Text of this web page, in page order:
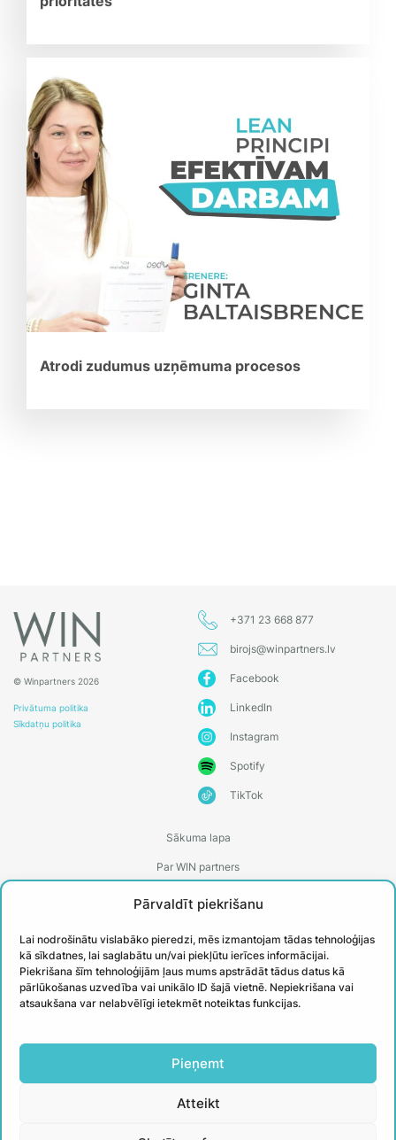
Pārvaldīt piekrišanu
Lai nodrošinātu vislabāko pieredzi, mēs izmantojam tādas tehnoloģijas
kā sīkdatnes, lai saglabātu un/vai piekļūtu ierīces informācijai.
Piekrišana šīm tehnoloģijām ļaus mums apstrādāt tādus datus kā
pārlūkošanas uzvedība vai unikālo ID šajā vietnē. Nepiekrišana vai
atsaukšana var nelabvēlīgi ietekmēt noteiktas funkcijas.
Pieņemt
Atteikt
Atrodi zudumus uzņēmuma procesos
© Winpartners 2026
Privātuma politika
Sīkdatņu politika
+371 23 668 877
birojs@winpartners.lv
Facebook
LinkedIn
Instagram
Spotify
TikTok
Sākuma lapa
Par WIN partners
Treneri
Biežāk uzdotie jautājumi
Īstenotie projekti
JAUNUMIEM